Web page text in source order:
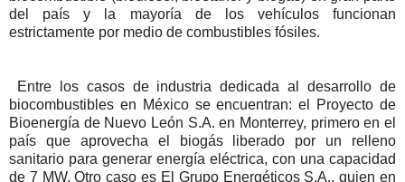
del país y la mayoría de los vehículos funcionan
estrictamente por medio de combustibles fósiles.
Entre los casos de industria dedicada al desarrollo de
biocombustibles en México se encuentran: el Proyecto de
Bioenergía de Nuevo León S.A. en Monterrey, primero en el
país que aprovecha el biogás liberado por un relleno
sanitario para generar energía eléctrica, con una capacidad
de 7 MW. Otro caso es El Grupo Energéticos S.A., quien en